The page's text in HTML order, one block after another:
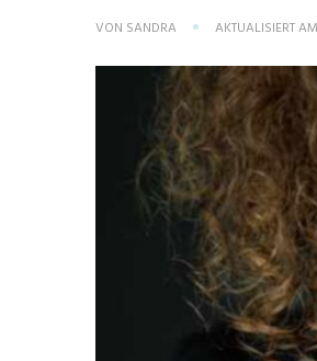
VON SANDRA AKTUALISIERT